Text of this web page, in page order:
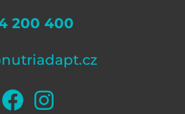
200 400